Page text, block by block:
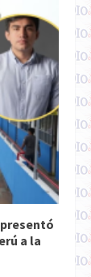
a la